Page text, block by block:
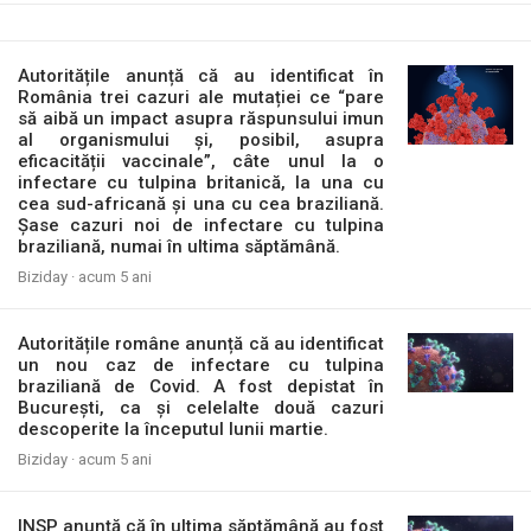
Autoritățile anunță că au identificat în
România trei cazuri ale mutației ce “pare
să aibă un impact asupra răspunsului imun
al organismului și, posibil, asupra
eficacității vaccinale”, câte unul la o
infectare cu tulpina britanică, la una cu
cea sud-africană și una cu cea braziliană.
Șase cazuri noi de infectare cu tulpina
braziliană, numai în ultima săptămână.
Biziday · acum 5 ani
Autoritățile române anunță că au identificat
un nou caz de infectare cu tulpina
braziliană de Covid. A fost depistat în
București, ca și celelalte două cazuri
descoperite la începutul lunii martie.
Biziday · acum 5 ani
INSP anunță că în ultima săptămână au fost